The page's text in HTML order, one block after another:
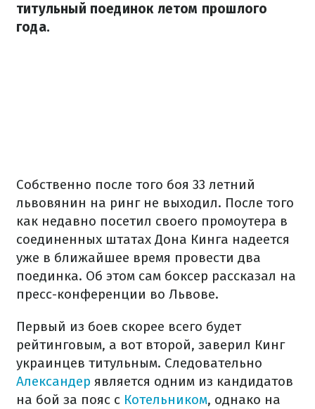
титульный поединок летом прошлого
года.
Собственно после того боя 33 летний
львовянин на ринг не выходил. После того
как недавно посетил своего промоутера в
соединенных штатах Дона Кинга надеется
уже в ближайшее время провести два
поединка. Об этом сам боксер рассказал на
пресс-конференции во Львове.
Первый из боев скорее всего будет
рейтинговым, а вот второй, заверил Кинг
украинцев титульным. Следовательно
Александер является одним из кандидатов
на бой за пояс с Котельником, однако на